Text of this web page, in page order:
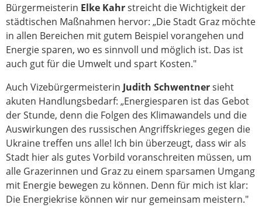
Bürgermeisterin Elke Kahrstreicht die Wichtigkeit der
städtischen Maßnahmen hervor: „Die Stadt Graz möchte
in allen Bereichen mit gutem Beispiel vorangehen und
Energie sparen, wo es sinnvoll und möglich ist. Das ist
auch gut für die Umwelt und spart Kosten."
Auch Vizebürgermeisterin Judith Schwentnersieht
akuten Handlungsbedarf: „Energiesparen ist das Gebot
der Stunde, denn die Folgen des Klimawandels und die
Auswirkungen des russischen Angriffskrieges gegen die
Ukraine treffen uns alle! Ich bin überzeugt, dass wir als
Stadt hier als gutes Vorbild voranschreiten müssen, um
alle Grazerinnen und Graz zu einem sparsamen Umgang
mit Energie bewegen zu können. Denn für mich ist klar:
Die Energiekrise können wir nur gemeinsam meistern."